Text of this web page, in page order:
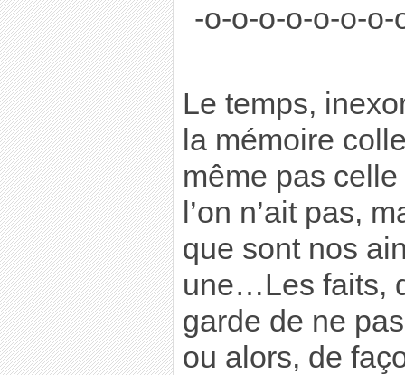
-o-o-o-o-o-o-
Le temps,
la mémoire
même pas
l’on n’ait pas,
que sont nos
une…Les faits,
garde de ne
ou alors, de